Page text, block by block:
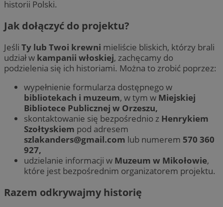
historii Polski.
Jak dołączyć do projektu?
Jeśli Ty lub Twoi krewni mieliście bliskich, którzy brali
udział w kampanii włoskiej, zachęcamy do
podzielenia się ich historiami. Można to zrobić poprzez:
wypełnienie formularza dostępnego w
bibliotekach i muzeum, w tym w Miejskiej
Bibliotece Publicznej w Orzeszu,
skontaktowanie się bezpośrednio z Henrykiem
Szołtyskiem pod adresem
szlakanders@gmail.com lub numerem 570 360
927,
udzielanie informacji w Muzeum w Mikołowie,
które jest bezpośrednim organizatorem projektu.
Razem odkrywajmy historię